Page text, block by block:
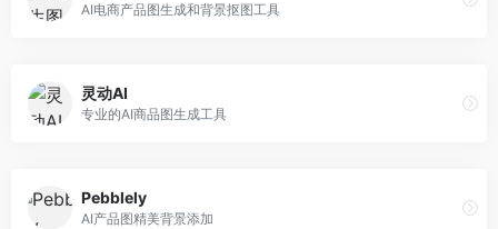
AI电商产品图生成和背景抠图工具
灵动AI
专业的AI商品图生成工具
Pebblely
AI产品图精美背景添加